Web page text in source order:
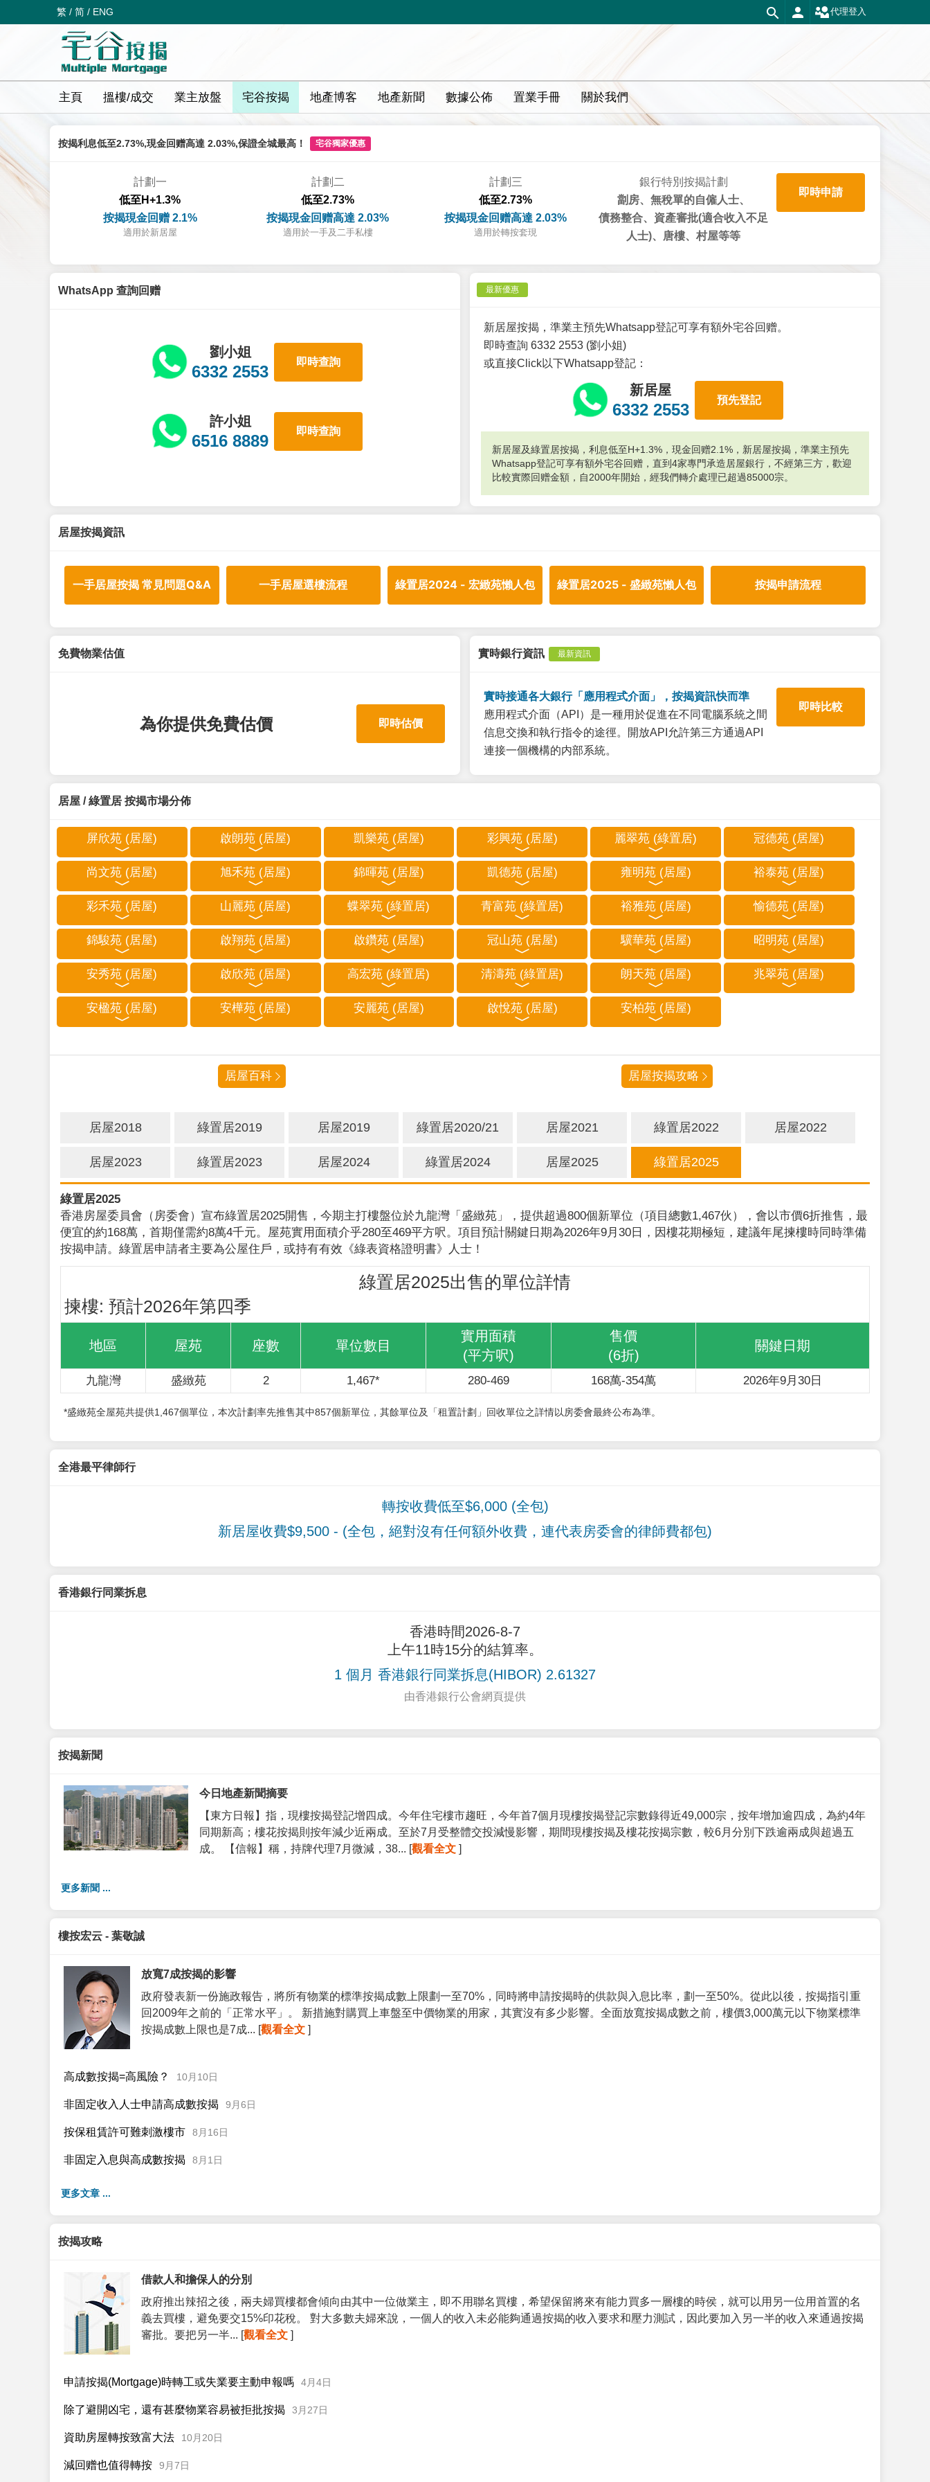
繁 / 简 / ENG 代理登入
主頁 搵樓/成交 業主放盤 宅谷按揭 地產博客 地產新聞 數據公佈 置業手冊 關於我們
按揭利息低至2.73%,現金回赠高達 2.03%,保證全城最高！ 宅谷獨家優惠
計劃一
低至H+1.3%
按揭現金回赠 2.1%
適用於新居屋
計劃二
低至2.73%
按揭現金回赠高達 2.03%
適用於一手及二手私樓
計劃三
低至2.73%
按揭現金回赠高達 2.03%
適用於轉按套現
銀行特別按揭計劃
劏房、無稅單的自僱人士、
債務整合、資產審批(適合收入不足
人士)、唐樓、村屋等等
即時申請
WhatsApp 查詢回赠
劉小姐
6332 2553
即時查詢
許小姐
6516 8889
即時查詢
最新優惠
新居屋按揭，準業主預先Whatsapp登記可享有額外宅谷回赠。
即時查詢 6332 2553 (劉小姐)
或直接Click以下Whatsapp登記：
新居屋
6332 2553
預先登記
新居屋及綠置居按揭，利息低至H+1.3%，現金回赠2.1%，新居屋按揭，準業主預先
Whatsapp登記可享有額外宅谷回赠，直到4家專門承造居屋銀行，不經第三方，歡迎
比較實際回赠金額，自2000年開始，經我們轉介處理已超過85000宗。
居屋按揭資訊
一手居屋按揭 常見問題Q&A 一手居屋選樓流程 綠置居2024 - 宏緻苑懶人包 綠置居2025 - 盛緻苑懶人包 按揭申請流程
免費物業估值
為你提供免費估價 即時估價
實時銀行資訊 最新資訊
實時接通各大銀行「應用程式介面」，按揭資訊快而準
應用程式介面（API）是一種用於促進在不同電腦系統之間
信息交換和執行指令的途徑。開放API允許第三方通過API
連接一個機構的内部系統。
即時比較
居屋 / 綠置居 按揭市場分佈
屏欣苑 (居屋) 啟朗苑 (居屋) 凱樂苑 (居屋) 彩興苑 (居屋) 麗翠苑 (綠置居) 冠德苑 (居屋)
尚文苑 (居屋) 旭禾苑 (居屋) 錦暉苑 (居屋) 凱德苑 (居屋) 雍明苑 (居屋) 裕泰苑 (居屋)
彩禾苑 (居屋) 山麗苑 (居屋) 蝶翠苑 (綠置居) 青富苑 (綠置居) 裕雅苑 (居屋) 愉德苑 (居屋)
錦駿苑 (居屋) 啟翔苑 (居屋) 啟鑽苑 (居屋) 冠山苑 (居屋) 驥華苑 (居屋) 昭明苑 (居屋)
安秀苑 (居屋) 啟欣苑 (居屋) 高宏苑 (綠置居) 清濤苑 (綠置居) 朗天苑 (居屋) 兆翠苑 (居屋)
安楹苑 (居屋) 安樺苑 (居屋) 安麗苑 (居屋) 啟悅苑 (居屋) 安柏苑 (居屋)
居屋百科 居屋按揭攻略
居屋2018 綠置居2019 居屋2019 綠置居2020/21 居屋2021 綠置居2022 居屋2022
居屋2023 綠置居2023 居屋2024 綠置居2024 居屋2025 綠置居2025
綠置居2025
香港房屋委員會（房委會）宣布綠置居2025開售，今期主打樓盤位於九龍灣「盛緻苑」，提供超過800個新單位（項目總數1,467伙），會以市價6折推售，最
便宜的約168萬，首期僅需約8萬4千元。屋苑實用面積介乎280至469平方呎。項目預計關鍵日期為2026年9月30日，因樓花期極短，建議年尾揀樓時同時準備
按揭申請。綠置居申請者主要為公屋住戶，或持有有效《綠表資格證明書》人士！
綠置居2025出售的單位詳情
揀樓: 預計2026年第四季
地區 屋苑 座數 單位數目
實用面積
(平方呎)
售價
(6折)
關鍵日期
九龍灣 盛緻苑 2 1,467* 280-469 168萬-354萬 2026年9月30日
*盛緻苑全屋苑共提供1,467個單位，本次計劃率先推售其中857個新單位，其餘單位及「租置計劃」回收單位之詳情以房委會最終公布為準。
全港最平律師行
轉按收費低至$6,000 (全包)
新居屋收費$9,500 - (全包，絕對沒有任何額外收費，連代表房委會的律師費都包)
香港銀行同業拆息
香港時間2026-8-7
上午11時15分的結算率。
1 個月 香港銀行同業拆息(HIBOR) 2.61327
由香港銀行公會網頁提供
按揭新聞
今日地產新聞摘要
【東方日報】指，現樓按揭登記增四成。今年住宅樓市趨旺，今年首7個月現樓按揭登記宗數錄得近49,000宗，按年增加逾四成，為約4年
同期新高；樓花按揭則按年減少近兩成。至於7月受整體交投減慢影響，期間現樓按揭及樓花按揭宗數，較6月分別下跌逾兩成與超過五
成。 【信報】稱，持牌代理7月微減，38... [觀看全文 ]
更多新聞 ...
樓按宏云 - 葉敬誠
放寬7成按揭的影響
政府發表新一份施政報告，將所有物業的標準按揭成數上限劃一至70%，同時將申請按揭時的供款與入息比率，劃一至50%。從此以後，按揭指引重
回2009年之前的「正常水平」。 新措施對購買上車盤至中價物業的用家，其實沒有多少影響。全面放寬按揭成數之前，樓價3,000萬元以下物業標準
按揭成數上限也是7成... [觀看全文 ]
高成數按揭=高風險？ 10月10日
非固定收入人士申請高成數按揭 9月6日
按保租賃許可難刺激樓市 8月16日
非固定入息與高成數按揭 8月1日
更多文章 ...
按揭攻略
借款人和擔保人的分別
政府推出辣招之後，兩夫婦買樓都會傾向由其中一位做業主，即不用聯名買樓，希望保留將來有能力買多一層樓的時侯，就可以用另一位用首置的名
義去買樓，避免要交15%印花稅。 對大多數夫婦來說，一個人的收入未必能夠通過按揭的收入要求和壓力測試，因此要加入另一半的收入來通過按揭
審批。要把另一半... [觀看全文 ]
申請按揭(Mortgage)時轉工或失業要主動申報嗎 4月4日
除了避開凶宅，還有甚麼物業容易被拒批按揭 3月27日
資助房屋轉按致富大法 10月20日
減回赠也值得轉按 9月7日